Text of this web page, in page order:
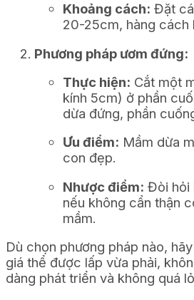
Khoảng cách: Đặt
20-25cm, hàng cách
Phương pháp ươm đứng:
Thực hiện: Cắt một
kính 5cm) ở phần
dừa đứng, phần
Ưu điểm: Mầm dừa
con đẹp.
Nhược điểm: Đòi hỏi
nếu không cẩn thận
mầm.
Dù chọn phương pháp nào,
giá thể được lấp vừa phải,
dàng phát triển và không quá